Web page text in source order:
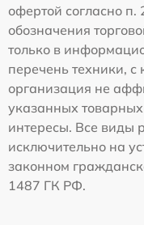
офертой согласно
обозначения
только в
перечень техники,
организация не
указанных
интересы. Все виды
исключительно на
законном
1487 ГК РФ.